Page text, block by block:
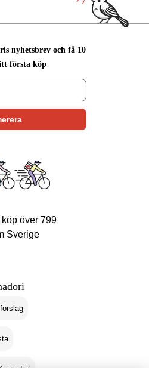
nyhetsbrev och få 10
första köp
över 799
Sverige